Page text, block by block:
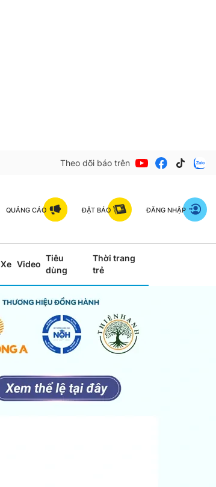
Theo dõi báo trên
QUẢNG CÁO ĐẶT BÁO ĐĂNG NHẬP
Xe Video
Tiêu
dùng
Thời trang
trẻ